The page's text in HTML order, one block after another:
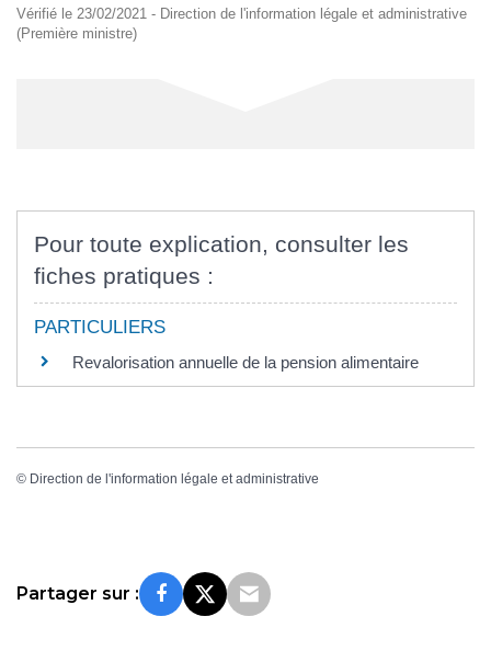
Vérifié le 23/02/2021 - Direction de l'information légale et administrative
(Première ministre)
Pour toute explication, consulter les
fiches pratiques :
PARTICULIERS
Revalorisation annuelle de la pension alimentaire
© Direction de l'information légale et administrative
Partager sur :